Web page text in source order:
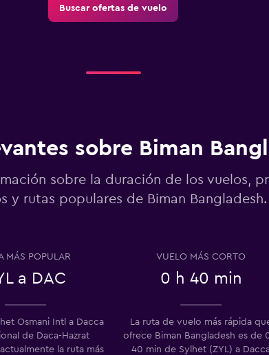
Buscar ofertas de vuelo
sobre Biman
sobre la duración de los vuelos,
y rutas populares de Biman Bangladesh.
MÁS POPULAR
a DAC
VUELO MÁS CORTO
0 h 40 min
Osmani Intl a Dacca
de Daca-Hazrat
la ruta más
La ruta de vuelo más rápida
ofrece Biman Bangladesh es de
40 min de Sylhet (ZYL) a